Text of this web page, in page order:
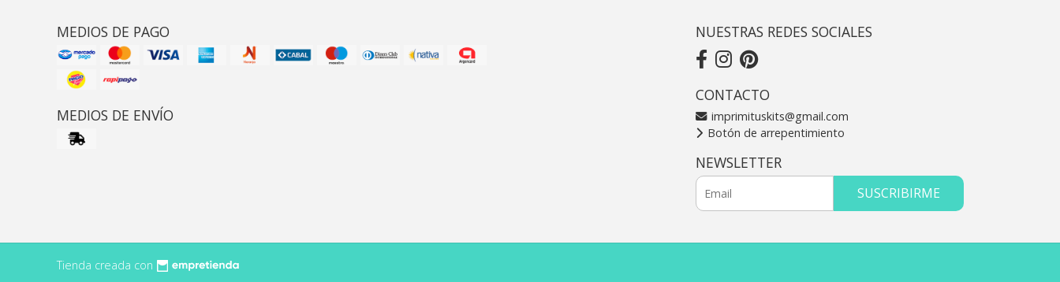
MEDIOS DE PAGO
MEDIOS DE ENVÍO
NUESTRAS REDES SOCIALES
CONTACTO
imprimituskits@gmail.com
Botón de arrepentimiento
NEWSLETTER
SUSCRIBIRME
Tienda creada con